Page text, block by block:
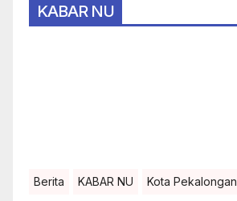
KABAR NU
Berita KABAR NU Kota Pekalongan